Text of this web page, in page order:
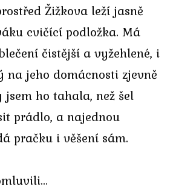
Žižkova leží jasně
cvičící podložka. Má
čistější a vyžehlené, i
jeho domácnosti zjevně
jsem ho tahala, než šel
prádlo, a najednou
pračku i věšení sám.